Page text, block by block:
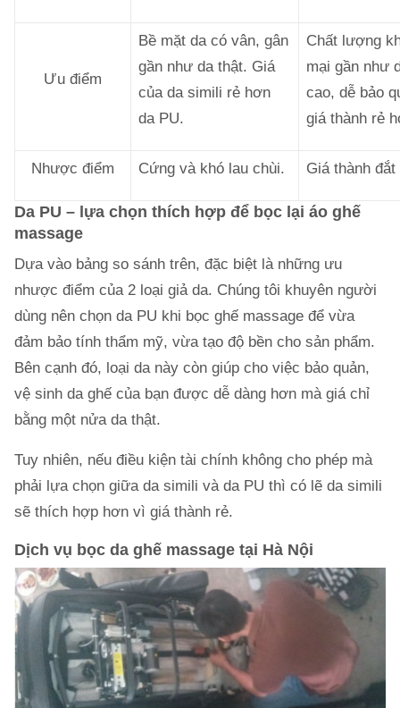
Ưu điểm
Bề mặt da có vân, gân
gần như da thật. Giá
của da simili rẻ hơn
da PU.
Chất lượng
mại gần như
cao, dễ bảo
giá thành rẻ
Nhược điểm Cứng và khó lau chùi. Giá thành
Da PU – lựa chọn thích hợp để bọc lại áo ghế
massage
Dựa vào bảng so sánh trên, đặc biệt là những ưu
nhược điểm của 2 loại giả da. Chúng tôi khuyên người
dùng nên chọn da PU khi bọc ghế massage để vừa
đảm bảo tính thẩm mỹ, vừa tạo độ bền cho sản phẩm.
Bên cạnh đó, loại da này còn giúp cho việc bảo quản,
vệ sinh da ghế của bạn được dễ dàng hơn mà giá chỉ
bằng một nửa da thật.
Tuy nhiên, nếu điều kiện tài chính không cho phép mà
phải lựa chọn giữa da simili và da PU thì có lẽ da simili
sẽ thích hợp hơn vì giá thành rẻ.
Dịch vụ bọc da ghế massage tại Hà Nội